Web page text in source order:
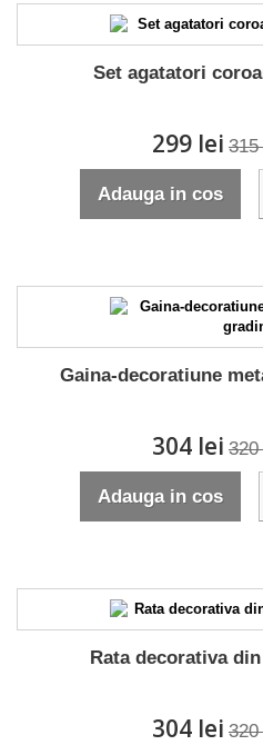
Set agatatori
299 lei
Adauga in cos
Gaina-decoratiune
304 lei
Adauga in cos
Rata decorativa
304 lei